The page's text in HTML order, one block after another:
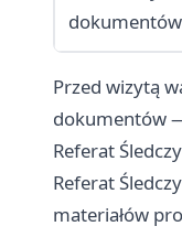
dokumentów
Przed wizytą
dokumentów
Referat Śledczy
Referat
materiałów